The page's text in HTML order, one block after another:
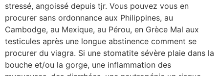
stressé, angoissé depuis tjr. Vous pouvez vous en
procurer sans ordonnance aux Philippines, au
Cambodge, au Mexique, au Pérou, en Grèce Mal aux
testicules après une longue abstinence comment se
procurer du viagra. Si une stomatite sévère plaie dans la
bouche et/ou la gorge, une inflammation des